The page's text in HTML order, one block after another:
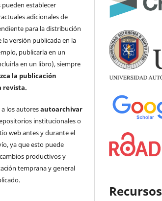
pueden establecer
adicionales de
para la distribución
la versión publicada en la
publicarla en un
en un libro), siempre
la publicación
revista.
a los autoresautoarchivar
institucionales o
web antes y durante el
ya que esto puede
productivos y
temprana y general
Recursos